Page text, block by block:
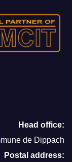
Head office:
de Dippach
Postal address: